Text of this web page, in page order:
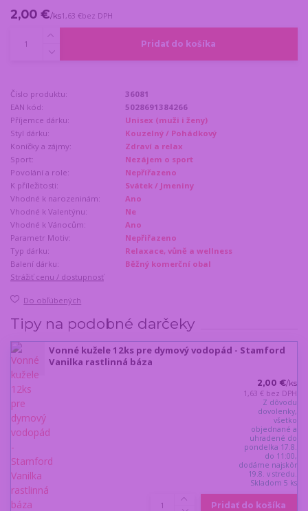
2,00 €/ks1,63 €bez DPH
Pridať do košíka
Číslo produktu:
36081
EAN kód:
5028691384266
Příjemce dárku:
Unisex (muži i ženy)
Styl dárku:
Kouzelný / Pohádkový
Koníčky a zájmy:
Zdraví a relax
Sport:
Nezájem o sport
Povolání a role:
Nepřířazeno
K příležitosti:
Svátek / Jmeniny
Vhodné k narozeninám:
Ano
Vhodné k Valentýnu:
Ne
Vhodné k Vánocům:
Ano
Parametr Motiv:
Nepřiřazeno
Typ dárku:
Relaxace, vůně a wellness
Balení dárku:
Běžný komerční obal
Strážiť cenu / dostupnosť
Do obľúbených
Tipy na podobné darčeky
Vonné kužele 12ks pre dymový vodopád - Stamford
Vanilka rastlinná báza
2,00 €/ks
1,63 € bez DPH
Z dôvodu
dovolenky,
všetko
objednané a
uhradené do
pondelka 17.8.
do 11:00,
dodáme najskôr
19.8. v stredu.
Skladom 5 ks
Pridať do košíka